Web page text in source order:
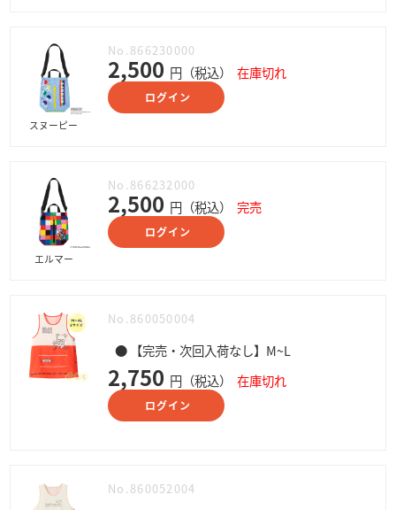
スヌーピー
No.866230000
2,500 円（税込） 在庫切れ
ログイン
エルマー
No.866232000
2,500 円（税込） 完売
ログイン
No.860050004
● 【完売・次回入荷なし】M~L
2,750 円（税込） 在庫切れ
ログイン
No.860052004